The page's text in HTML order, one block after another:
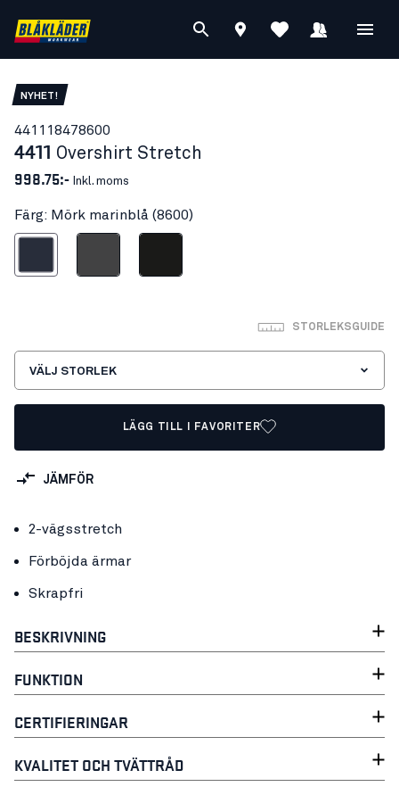
NYHET!
441118478600
4411 Overshirt Stretch
998.75:- Inkl. moms
Färg: Mörk marinblå (8600)
STORLEKSGUIDE
VÄLJ STORLEK
LÄGG TILL I FAVORITER
JÄMFÖR
2-vägsstretch
Förböjda ärmar
Skrapfri
BESKRIVNING
FUNKTION
CERTIFIERINGAR
KVALITET OCH TVÄTTRÅD